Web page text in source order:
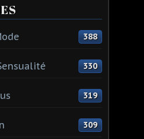
388
330
319
309